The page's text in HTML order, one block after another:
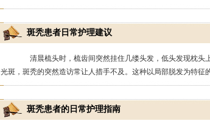
斑秃患者日常护理建议
清晨梳头时，梳齿间突然挂住几缕头发，低头发现枕头
光斑，斑秃的突然造访常让人措手不及。这种以局部脱发为特征
斑秃患者的日常护理指南